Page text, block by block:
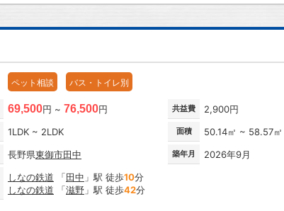
ペット相談 バス・トイレ別
69,500円 ~ 76,500円 共益費 2,900円
1LDK ~ 2LDK 面積 50.14㎡ ~ 58.57㎡
長野県東御市田中 築年月 2026年9月
しなの鉄道 「田中 」駅 徒歩10分
しなの鉄道 「滋野 」駅 徒歩42分